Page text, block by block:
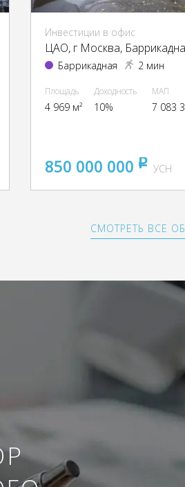
Инвестиции в офис
Баррикадная 2 мин
Площадь
4 969 м²
Доходность
10%
МАП
7 083
850 000 000 pуб
УСН
СМОТРЕТЬ ВСЕ